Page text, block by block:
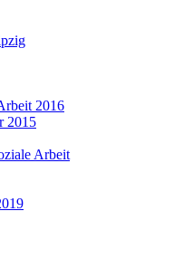
2016
2015
Arbeit